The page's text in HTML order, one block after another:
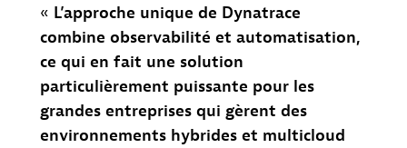
« L’approche unique de Dynatrace
combine observabilité et automatisation,
ce qui en fait une solution
particulièrement puissante pour les
grandes entreprises qui gèrent des
environnements hybrides et multicloud